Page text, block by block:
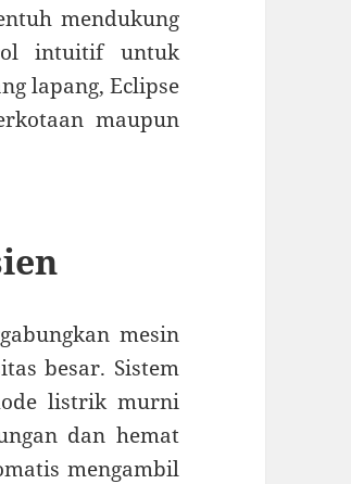
mendukung
intuitif untuk
lapang, Eclipse
maupun
mesin
besar. Sistem
listrik murni
dan hemat
mengambil